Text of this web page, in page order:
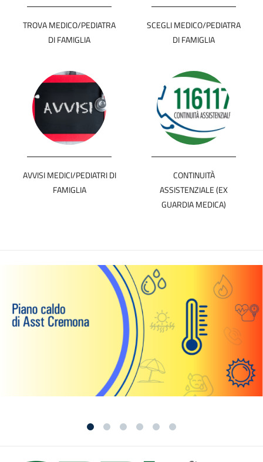
TROVA MEDICO/PEDIATRA
DI FAMIGLIA
SCEGLI MEDICO/PEDIATRA
DI FAMIGLIA
AVVISI MEDICI/PEDIATRI DI
FAMIGLIA
CONTINUITÀ
ASSISTENZIALE (EX
GUARDIA MEDICA)